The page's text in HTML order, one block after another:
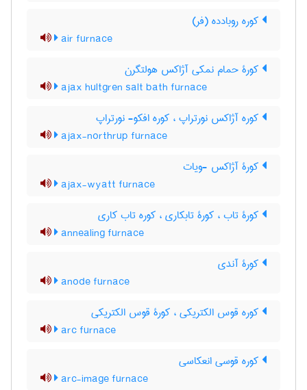
کوره روبادده (فر)
air furnace
کورۀ حمام نمکی آژاکس هولتگرن
ajax hultgren salt bath furnace
کوره آژاکس نورتراپ ، کوره افکو- نورتراپ
ajax-northrup furnace
کورۀ آژاکس -ویات
ajax-wyatt furnace
کورۀ تاب ، کورۀ تابکاری ، کوره تاب کاری
annealing furnace
کورۀ آندی
anode furnace
کوره قوس الکتریکی ، کورۀ قوس الکتریکی
arc furnace
کوره قوسی انعکاسی
arc-image furnace